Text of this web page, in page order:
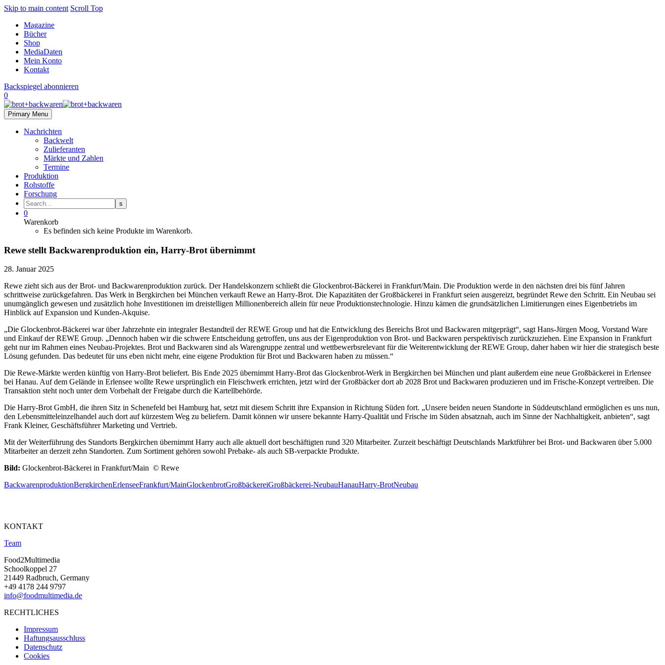
Skip to main content Scroll Top
Magazine
Bücher
Shop
MediaDaten
Mein Konto
Kontakt
Backspiegel abonnieren
0
Primary Menu
Nachrichten
Backwelt
Zulieferanten
Märkte und Zahlen
Termine
Produktion
Rohstoffe
Forschung
0
Warenkorb
Es befinden sich keine Produkte im Warenkorb.
Rewe stellt Backwarenproduktion ein, Harry-Brot übernimmt
28. Januar 2025
Rewe zieht sich aus der Brot- und Backwarenproduktion zurück. Der Handelskonzern schließt die Glockenbrot-Bäckerei in Frankfurt/Main. Die Produktion werde in den nächsten drei bis fünf Jahren
schrittweise zurückgefahren. Das Werk in Bergkirchen bei München verkauft Rewe an Harry-Brot. Die Kapazitäten der Großbäckerei in Frankfurt seien ausgereizt, begründet Rewe den Schritt. Ein Neubau sei
unumgänglich gewesen und zusätzlich hohe Investitionen im dreistelligen Millionenbereich allein für neue Produktionstechnologie. Hinzu kämen die grundsätzlichen Limitierungen eines Eigenbetriebs im
Hinblick auf Expansion und Kunden-Akquise.
„Die Glockenbrot-Bäckerei war über Jahrzehnte ein integraler Bestandteil der REWE Group und hat die Entwicklung des Bereichs Brot und Backwaren mitgeprägt“, sagt Hans-Jürgen Moog, Vorstand Ware
und Einkauf der REWE Group. „Dennoch haben wir die schwere Entscheidung getroffen, uns aus der Eigenproduktion von Brot- und Backwaren perspektivisch zurückzuziehen. Eine Expansion in Frankfurt
geht nur im Rahmen eines Neubau-Projektes. Brot und Backwaren sind als Warengruppe zentral und wettbewerbsrelevant für die Weiterentwicklung der REWE Group, daher haben wir hier die strategisch beste
Lösung gefunden. Das bedeutet für uns eben nicht mehr, eine eigene Produktion für Brot und Backwaren haben zu müssen.“
Die Rewe-Märkte werden künftig von Harry-Brot beliefert. Bis Ende 2025 übernimmt Harry-Brot das Glockenbrot-Werk in Bergkirchen bei München und plant außerdem eine neue Großbäckerei in Erlensee
bei Hanau. Auf dem Gelände in Erlensee wollte Rewe ursprünglich ein Fleischwerk errichten, jetzt wird der Großbäcker dort ab 2028 Brot und Backwaren produzieren und im Frische-Konzept vertreiben. Die
Transaktion steht noch unter dem Vorbehalt der Freigabe durch die Kartellbehörde.
Die Harry-Brot GmbH, die ihren Sitz in Schenefeld bei Hamburg hat, setzt mit diesem Schritt ihre Expansion in Richtung Süden fort. „Unsere beiden neuen Standorte in Süddeutschland ermöglichen es uns nun,
den Lebensmitteleinzelhandel auch dort auf kürzestem Weg zu beliefern. Damit können wir unsere bekannte Harry-Qualität und Frische im Süden absatznah, auch im Sinne der Nachhaltigkeit, anbieten“, sagt
Frank Kleiner, Geschäftsführer Marketing und Vertrieb.
Mit der Weiterführung des Standorts Bergkirchen übernimmt Harry auch alle aktuell dort beschäftigten rund 320 Mitarbeiter. Zurzeit beschäftigt Deutschlands Marktführer bei Brot- und Backwaren über 5.000
Mitarbeiter an derzeit zehn Standorten. Zum Sortiment gehören sowohl Prebake- als auch SB-verpackte Produkte.
Bild: Glockenbrot-Bäckerei in Frankfurt/Main © Rewe
BackwarenproduktionBergkirchenErlenseeFrankfurt/MainGlockenbrotGroßbäckereiGroßbäckerei-NeubauHanauHarry-BrotNeubau
KONTAKT
Team
Food2Multimedia
Schoolkoppel 27
21449 Radbruch, Germany
+49 4178 244 9797
info@foodmultimedia.de
RECHTLICHES
Impressum
Haftungsausschluss
Datenschutz
Cookies